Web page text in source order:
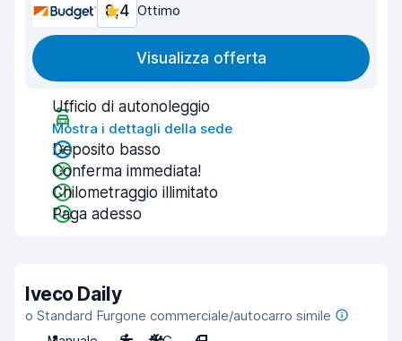
8,4 Ottimo
Visualizza offerta
Ufficio di autonoleggio
Mostra i dettagli della sede
Deposito basso
Conferma immediata!
Chilometraggio illimitato
Paga adesso
Iveco Daily
o Standard Furgone commerciale/autocarro simile